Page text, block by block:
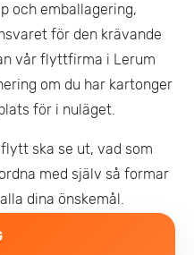
och emballagering,
för den krävande
vår flyttfirma i Lerum
om du har kartonger
för i nuläget.
ska se ut, vad som
med själv så formar
dina önskemål.